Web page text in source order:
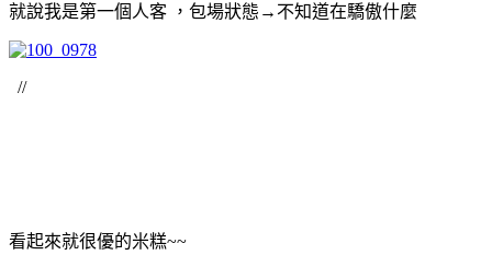
就說我是第一個人客 ，包場狀態→不知道在驕傲什麼
//
看起來就很優的米糕~~